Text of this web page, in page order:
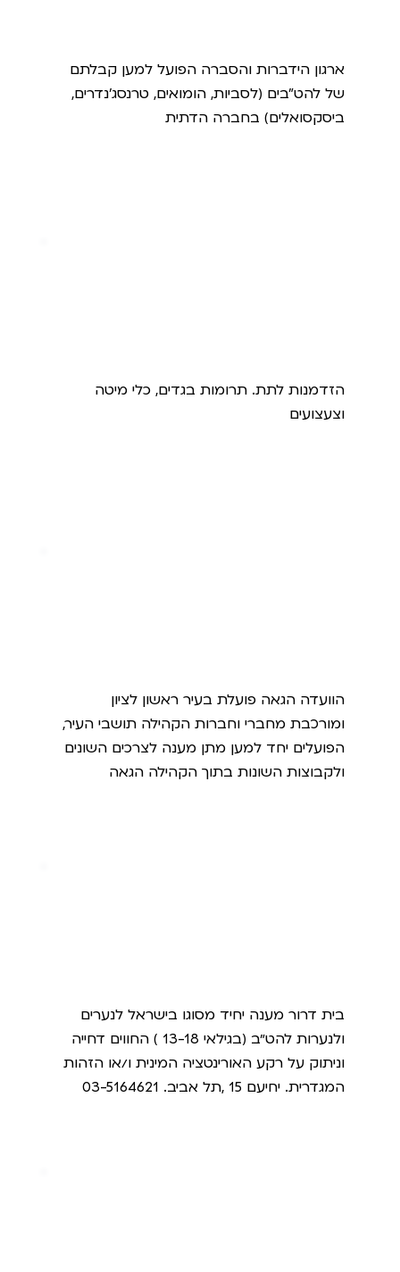
ארגון הידברות והסברה הפועל למען קבלתם
של להט"בים (לסביות, הומואים, טרנסג'נדרים,
ביסקסואלים) בחברה הדתית
הזדמנות לתת. תרומות בגדים, כלי מיטה
וצעצועים
הוועדה הגאה פועלת בעיר ראשון לציון
ומורכבת מחברי וחברות הקהילה תושבי העיר,
הפועלים יחד למען מתן מענה לצרכים השונים
ולקבוצות השונות בתוך הקהילה הגאה
בית דרור מענה יחיד מסוגו בישראל לנערים
ולנערות להט״ב (בגילאי 13-18 ) החווים דחייה
וניתוק על רקע האורינטציה המינית ו/או הזהות
המגדרית. יחיעם 15 ,תל אביב. 03-5164621